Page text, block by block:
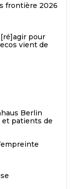
frontière 2026
[ré]agir pour
vient de
Berlin
et patients de